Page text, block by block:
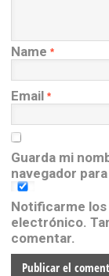
Name *
Email *
Guarda mi
navegador
Notificarme
electrónico.
comentar.